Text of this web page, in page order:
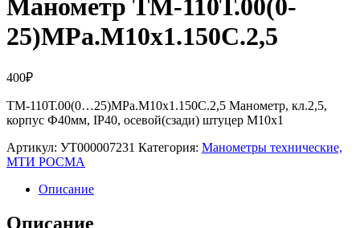
Манометр ТМ-110Т.00(0-
25)MPa.М10х1.150С.2,5
400₽
ТМ-110Т.00(0…25)MPa.М10х1.150С.2,5 Манометр, кл.2,5,
корпус Ф40мм, IP40, осевой(сзади) штуцер М10х1
Артикул: УТ000007231 Категория: Манометры технические,
МТИ РОСМА
Описание
Описание